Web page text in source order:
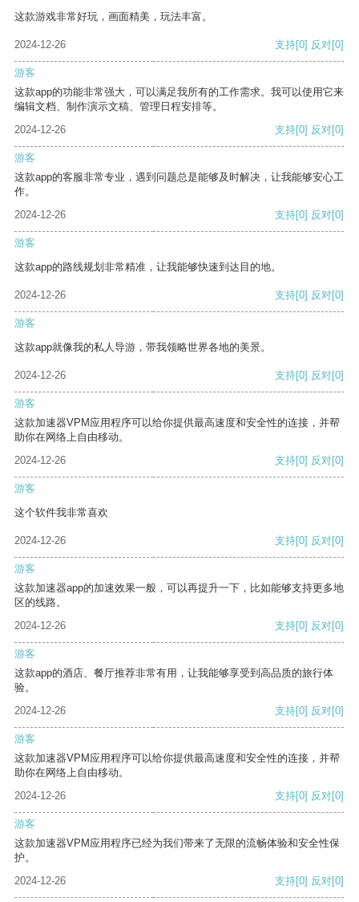
这款游戏非常好玩，画面精美，玩法丰富。
2024-12-26 支持[0] 反对[0]
游客
这款app的功能非常强大，可以满足我所有的工作需求。我可以使用它来
编辑文档、制作演示文稿、管理日程安排等。
2024-12-26
支持[0] 反对[0]
游客
这款app的客服非常专业，遇到问题总是能够及时解决，让我能够安心工
作。
2024-12-26
支持[0] 反对[0]
游客
这款app的路线规划非常精准，让我能够快速到达目的地。
2024-12-26 支持[0] 反对[0]
游客
这款app就像我的私人导游，带我领略世界各地的美景。
2024-12-26 支持[0] 反对[0]
游客
这款加速器VPM应用程序可以给你提供最高速度和安全性的连接，并帮
助你在网络上自由移动。
2024-12-26
支持[0] 反对[0]
游客
这个软件我非常喜欢
2024-12-26 支持[0] 反对[0]
游客
这款加速器app的加速效果一般，可以再提升一下，比如能够支持更多地
区的线路。
2024-12-26
支持[0] 反对[0]
游客
这款app的酒店、餐厅推荐非常有用，让我能够享受到高品质的旅行体
验。
2024-12-26
支持[0] 反对[0]
游客
这款加速器VPM应用程序可以给你提供最高速度和安全性的连接，并帮
助你在网络上自由移动。
2024-12-26
支持[0] 反对[0]
游客
这款加速器VPM应用程序已经为我们带来了无限的流畅体验和安全性保
护。
2024-12-26
支持[0] 反对[0]